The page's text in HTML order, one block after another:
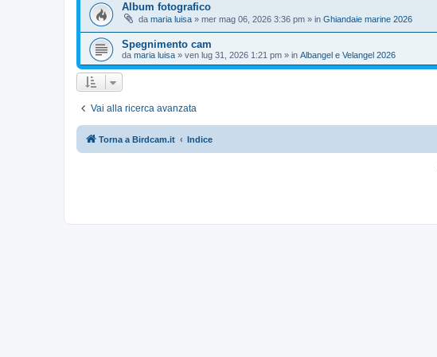
Album fotografico
da maria luisa » mer mag 06, 2026 3:36 pm » in Ghiandaie marine 2026
Spegnimento cam
da maria luisa » ven lug 31, 2026 1:21 pm » in Albangel e Velangel 2026
Vai alla ricerca avanzata
Torna a Birdcam.it Indice